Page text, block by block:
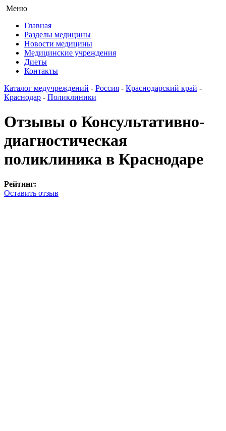
Меню
Главная
Разделы медицины
Новости медицины
Медицинские учреждения
Диеты
Контакты
Каталог медучреждений - Россия - Краснодарский край -
Краснодар - Поликлиники
Отзывы о Консультативно-
диагностическая
поликлиника в Краснодаре
Рейтинг:
Оставить отзыв